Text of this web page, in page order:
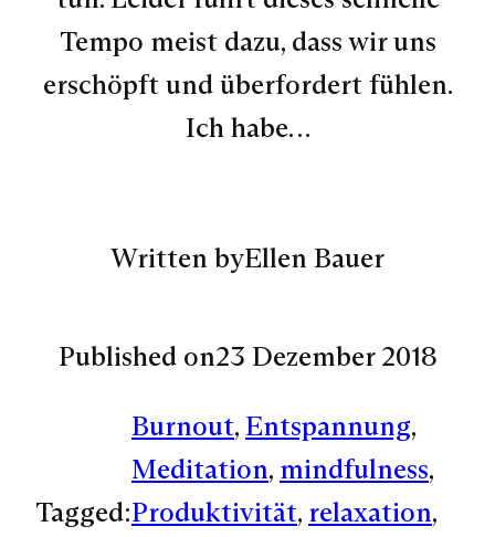
Tempo meist dazu, dass wir uns
erschöpft und überfordert fühlen.
Ich habe…
Written byEllen Bauer
Published on23 Dezember 2018
Tagged:
Burnout, Entspannung
Meditation, mindfulness
Produktivität, relaxation